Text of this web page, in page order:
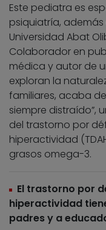
Este pediatra es
psiquiatría,
Universidad Abat
Colaborador en
médica y autor de
exploran la
familiares, acaba
siempre distraído”,
del trastorno por
hiperactividad
grasos omega-3.
El trastorno por
hiperactividad
padres y a